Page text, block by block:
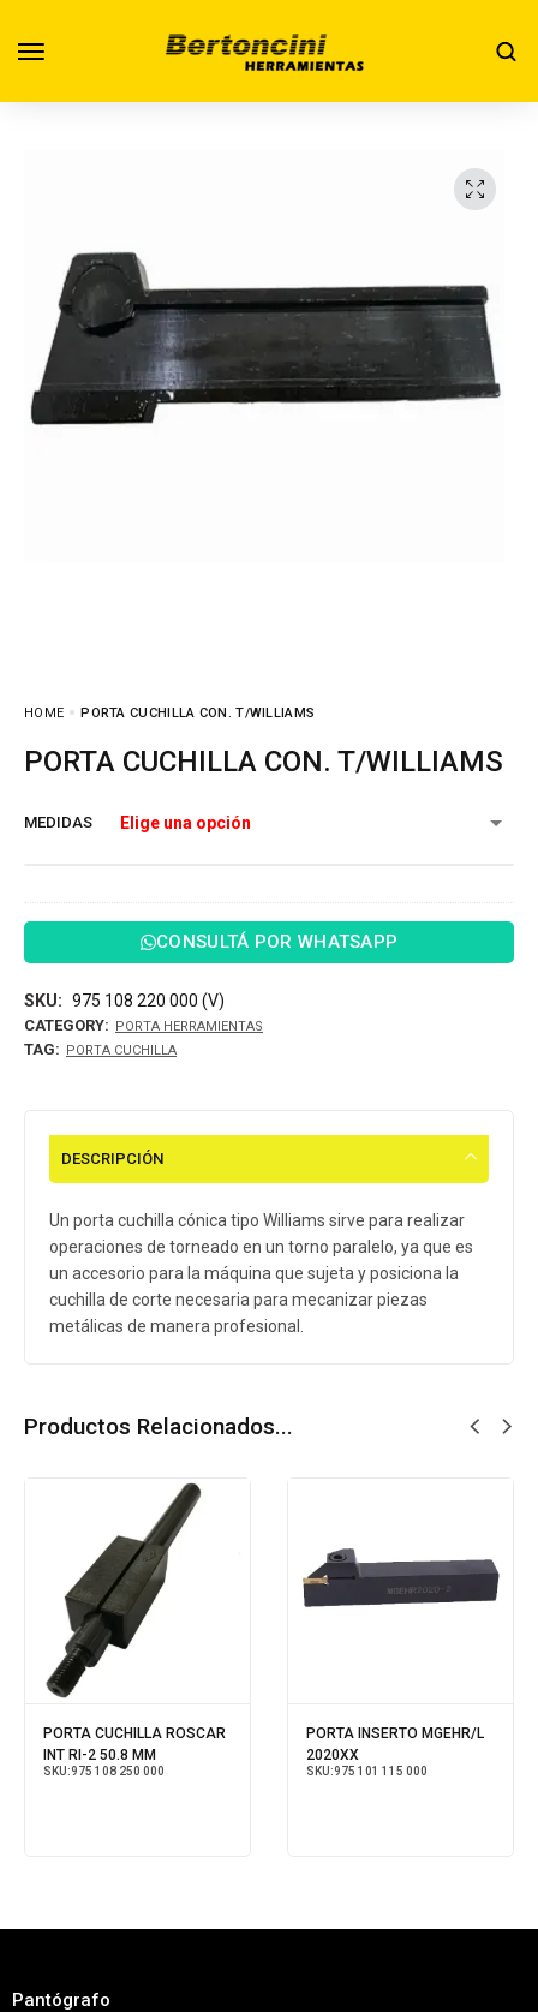
HOME PORTA CUCHILLA CON. T/WILLIAMS
PORTA CUCHILLA CON. T/WILLIAMS
MEDIDAS
CONSULTÁ POR WHATSAPP
SKU: 975 108 220 000 (V)
CATEGORY: PORTA HERRAMIENTAS
TAG: PORTA CUCHILLA
DESCRIPCIÓN
Un porta cuchilla cónica tipo Williams sirve para realizar
operaciones de torneado en un torno paralelo, ya que es
un accesorio para la máquina que sujeta y posiciona la
cuchilla de corte necesaria para mecanizar piezas
metálicas de manera profesional.
Productos Relacionados...
PORTA CUCHILLA ROSCAR
INT RI-2 50.8 MM
SKU:975 108 250 000
PORTA INSERTO MGEHR/L
2020XX
SKU:975 101 115 000
Pantógrafo